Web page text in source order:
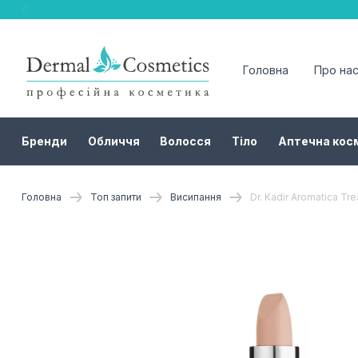
Головна Про нас
Бренди Обличчя Волосся Тіло Аптечна
Головна Топ запити Висипання Dr. Kadir Aromatica